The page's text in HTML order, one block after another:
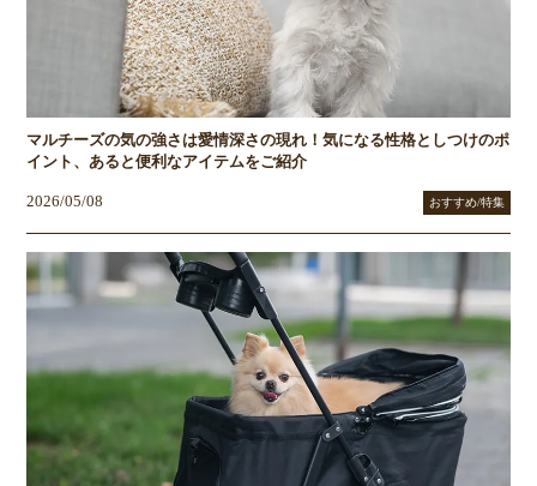
マルチーズの気の強さは愛情深さの現れ！気になる性格としつけのポ
イント、あると便利なアイテムをご紹介
2026/05/08 おすすめ/特集